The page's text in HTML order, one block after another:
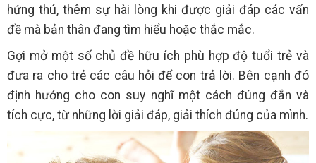
hứng thú, thêm sự hài lòng khi được giải đáp các vấn
đề mà bản thân đang tìm hiểu hoặc thắc mắc.
Gợi mở một số chủ đề hữu ích phù hợp độ tuổi trẻ và
đưa ra cho trẻ các câu hỏi để con trả lời. Bên cạnh đó
định hướng cho con suy nghĩ một cách đúng đắn và
tích cực, từ những lời giải đáp, giải thích đúng của mình.